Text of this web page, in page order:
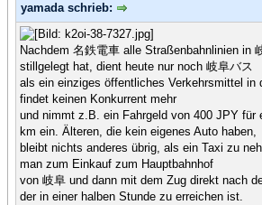
yamada schrieb:
Nachdem 名鉄電車 alle Straßenbahnlinien in
stillgelegt hat, dient heute nur noch 岐阜バス
als ein einziges öffentliches Verkehrsmittel in
findet keinen Konkurrent mehr
und nimmt z.B. ein Fahrgeld von 400 JPY für
km ein. Älteren, die kein eigenes Auto haben,
bleibt nichts anderes übrig, als ein Taxi zu
man zum Einkauf zum Hauptbahnhof
von 岐阜 und dann mit dem Zug direkt nach
der in einer halben Stunde zu erreichen ist.